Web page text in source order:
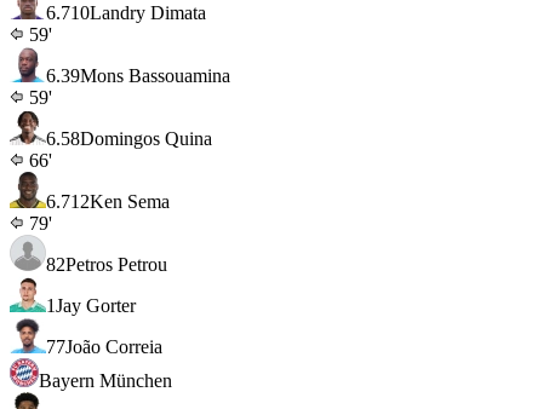
6.710Landry Dimata
59'
6.39Mons Bassouamina
59'
6.58Domingos Quina
66'
6.712Ken Sema
79'
82Petros Petrou
1Jay Gorter
77João Correia
Bayern München